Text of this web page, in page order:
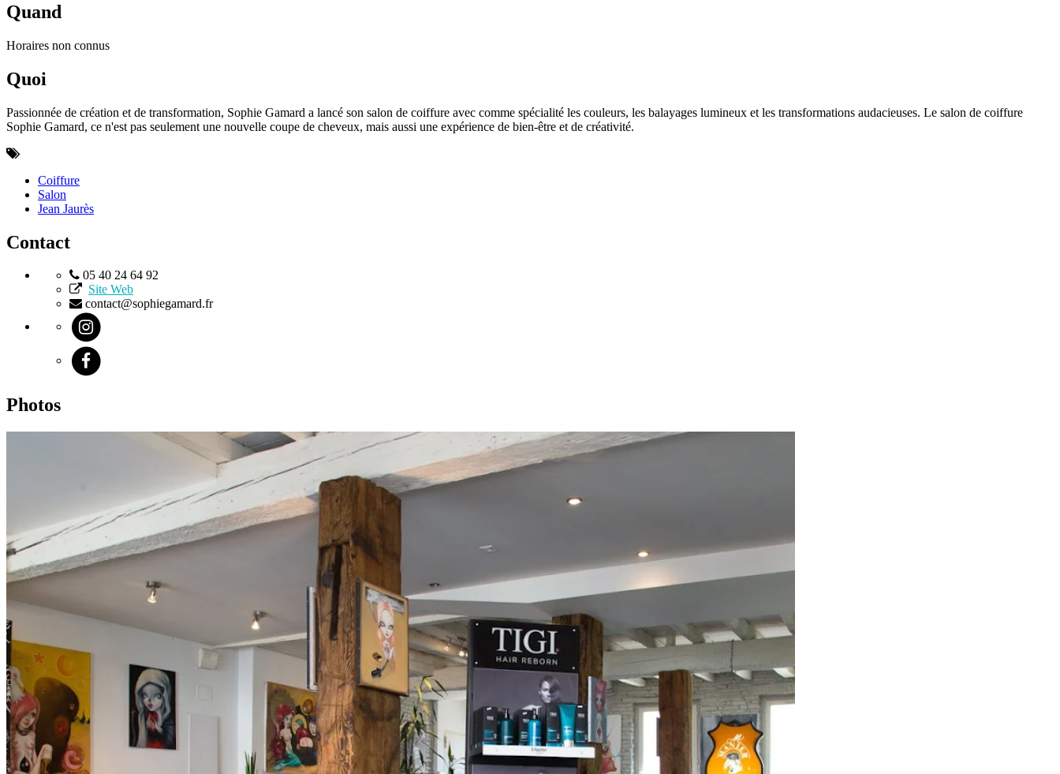
Quand
Horaires non connus
Quoi
Passionnée de création et de transformation, Sophie Gamard a lancé son salon de coiffure avec comme spécialité les couleurs, les balayages lumineux et les transformations audacieuses. Le salon de coiffure
Sophie Gamard, ce n'est pas seulement une nouvelle coupe de cheveux, mais aussi une expérience de bien-être et de créativité.
Coiffure
Salon
Jean Jaurès
Contact
05 40 24 64 92
Site Web
contact@sophiegamard.fr
Photos